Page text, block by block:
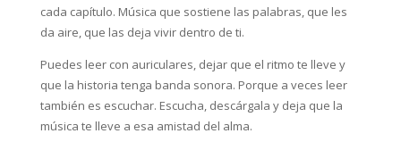
cada capítulo. Música que sostiene las palabras, que les
da aire, que las deja vivir dentro de ti.
Puedes leer con auriculares, dejar que el ritmo te lleve y
que la historia tenga banda sonora. Porque a veces leer
también es escuchar. Escucha, descárgala y deja que la
música te lleve a esa amistad del alma.